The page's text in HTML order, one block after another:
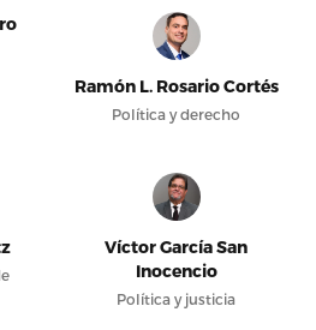
Ramón L. Rosario Cortés
Política y derecho
Víctor García San
Inocencio
Política y justicia